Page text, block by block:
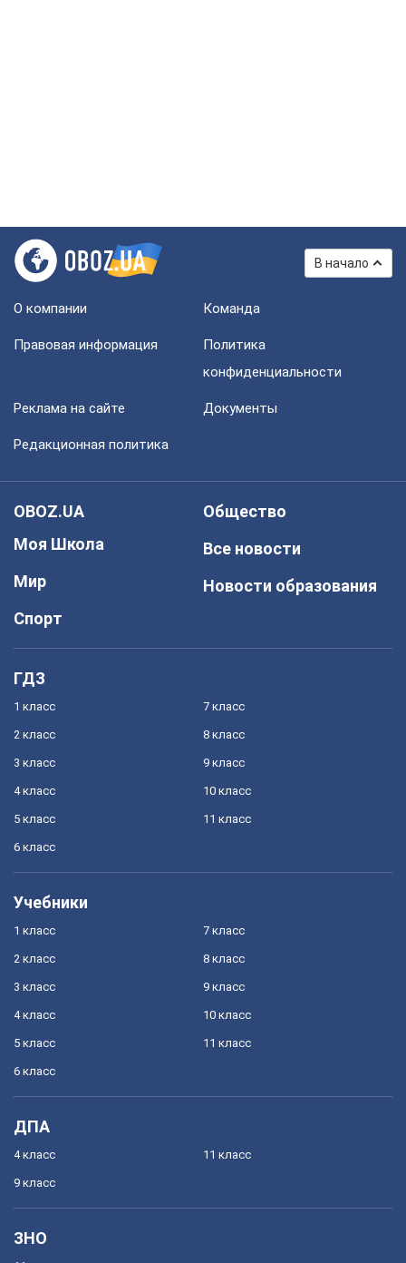
В начало
О компании Команда
Правовая информация
Политика
конфиденциальности
Реклама на сайте Документы
Редакционная политика
OBOZ.UA
Моя Школа
Мир
Спорт
Общество
Все новости
Новости образования
ГДЗ
1 класс
2 класс
3 класс
4 класс
5 класс
6 класс
7 класс
8 класс
9 класс
10 класс
11 класс
Учебники
1 класс
2 класс
3 класс
4 класс
5 класс
6 класс
7 класс
8 класс
9 класс
10 класс
11 класс
ДПА
4 класс
9 класс
11 класс
ЗНО